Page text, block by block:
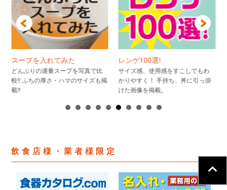
スープを入れてみた
どんぶりの適量スープを写真で比
較!! ふちの厚さ・ハマのサイズも掲
載!!
レンゲ100選!
サイズ感、使用感をすこしでもわ
かりやすく！ 手持ち、丼に引っ掛
けた画像を掲載。
飲食店様・業者様限定